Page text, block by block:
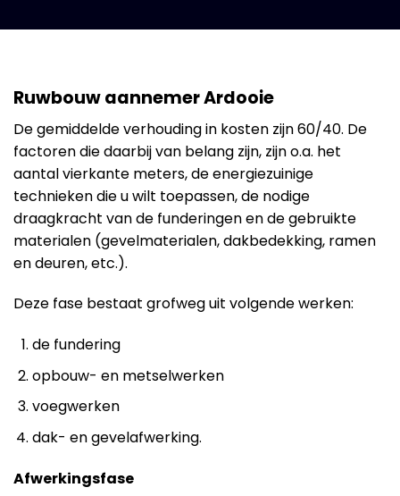
Ruwbouw aannemer Ardooie
De gemiddelde verhouding in kosten zijn 60/40. De
factoren die daarbij van belang zijn, zijn o.a. het
aantal vierkante meters, de energiezuinige
technieken die u wilt toepassen, de nodige
draagkracht van de funderingen en de gebruikte
materialen (gevelmaterialen, dakbedekking, ramen
en deuren, etc.).
Deze fase bestaat grofweg uit volgende werken:
de fundering
opbouw- en metselwerken
voegwerken
dak- en gevelafwerking.
Afwerkingsfase